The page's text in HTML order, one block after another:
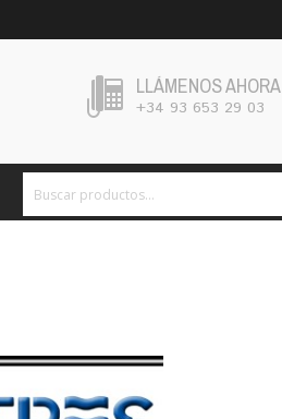
LLÁMENOS AHORA
+34 93 653 29 03